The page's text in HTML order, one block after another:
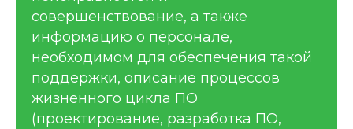
совершенствование, а также
информацию о персонале,
необходимом для обеспечения такой
поддержки, описание процессов
жизненного цикла ПО
(проектирование, разработка ПО,